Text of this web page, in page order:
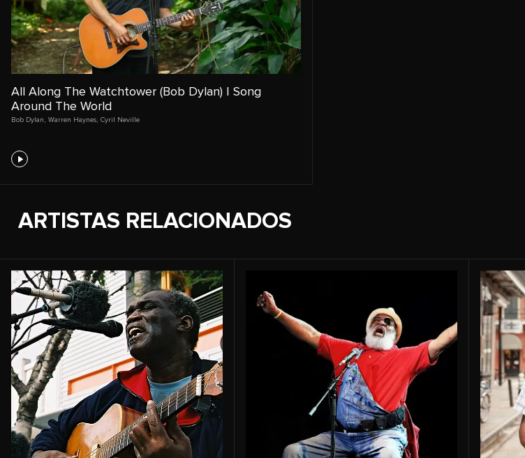
All Along The Watchtower (Bob Dylan) | Song
Around The World
Bob Dylan , Warren Haynes, Cyril Neville
ARTISTAS RELACIONADOS